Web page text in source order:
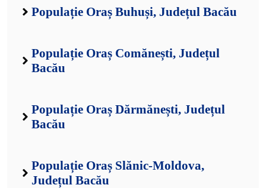
Populație Oraș Buhuși, Județul Bacău
Populație Oraș Comănești, Județul
Bacău
Populație Oraș Dărmănești, Județul
Bacău
Populație Oraș Slănic-Moldova,
Județul Bacău